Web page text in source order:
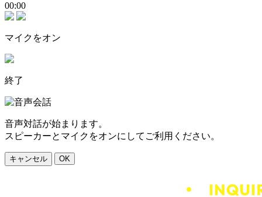
00:00
マイクをオン
終了
音声対話が始まります。
スピーカーとマイクをオンにしてご利用ください。
キャンセル OK